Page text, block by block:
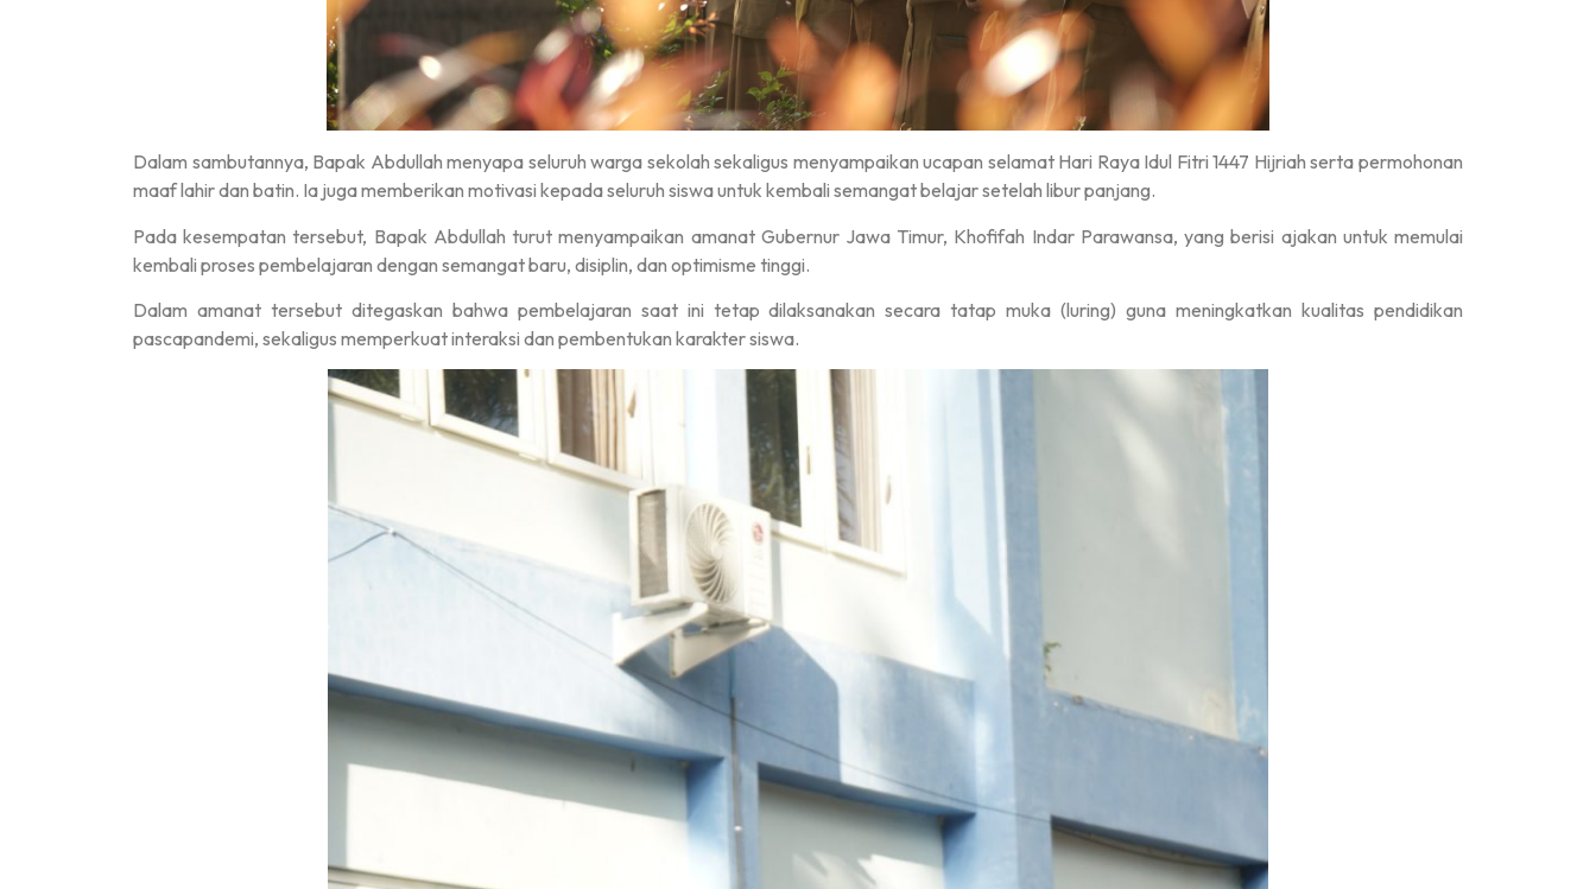
Dalam sambutannya, Bapak Abdullah menyapa seluruh warga sekolah sekaligus menyampaikan ucapan selamat Hari Raya Idul Fitri 1447 Hijriah serta permohonan
maaf lahir dan batin. Ia juga memberikan motivasi kepada seluruh siswa untuk kembali semangat belajar setelah libur panjang.
Pada kesempatan tersebut, Bapak Abdullah turut menyampaikan amanat Gubernur Jawa Timur, Khofifah Indar Parawansa, yang berisi ajakan untuk memulai
kembali proses pembelajaran dengan semangat baru, disiplin, dan optimisme tinggi.
Dalam amanat tersebut ditegaskan bahwa pembelajaran saat ini tetap dilaksanakan secara tatap muka (luring) guna meningkatkan kualitas pendidikan
pascapandemi, sekaligus memperkuat interaksi dan pembentukan karakter siswa.